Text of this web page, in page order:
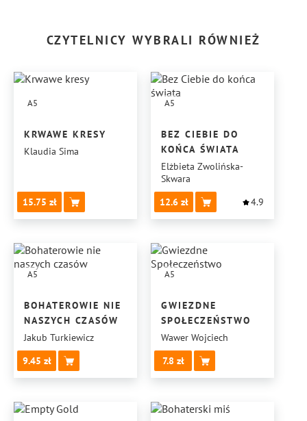
CZYTELNICY WYBRALI RÓWNIEŻ
A5
KRWAWE KRESY
Klaudia Sima
15.75
A5
BEZ CIEBIE DO
KOŃCA ŚWIATA
Elżbieta Zwolińska-
Skwara
12.6
4.9
A5
BOHATEROWIE NIE
NASZYCH CZASÓW
Jakub Turkiewicz
9.45
A5
GWIEZDNE
SPOŁECZEŃSTWO
Wawer Wojciech
7.8